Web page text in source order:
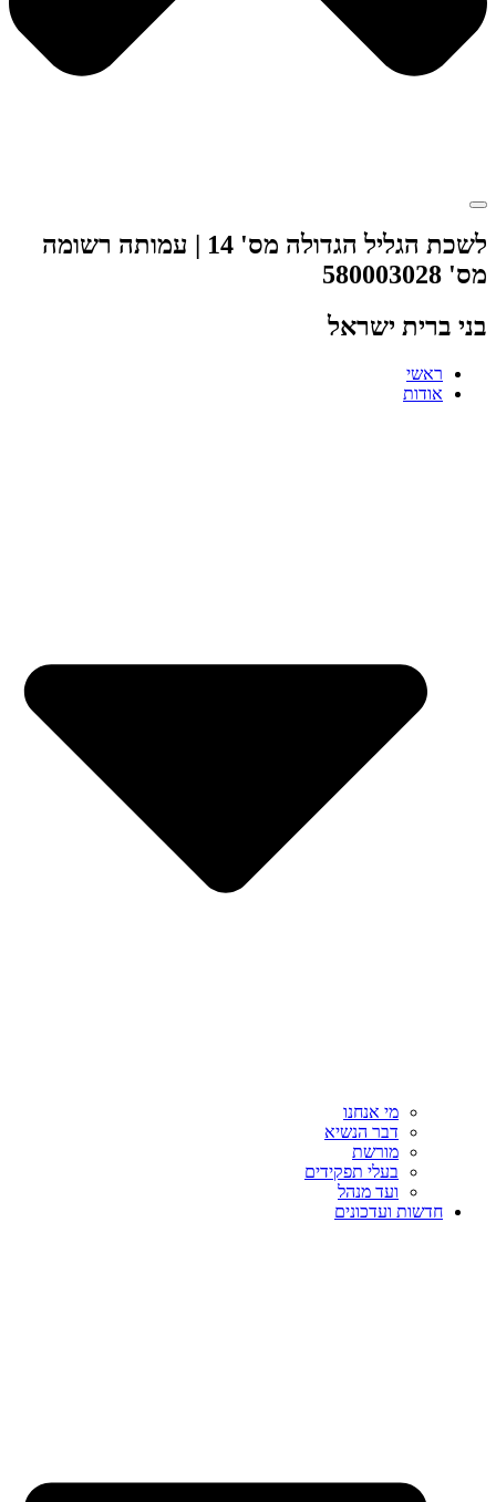
לשכת הגליל הגדולה מס' 14 | עמותה רשומה
מס' 580003028
בני ברית ישראל
ראשי
אודות
מי אנחנו
דבר הנשיא
מורשת
בעלי תפקידים
ועד מנהל
חדשות ועדכונים